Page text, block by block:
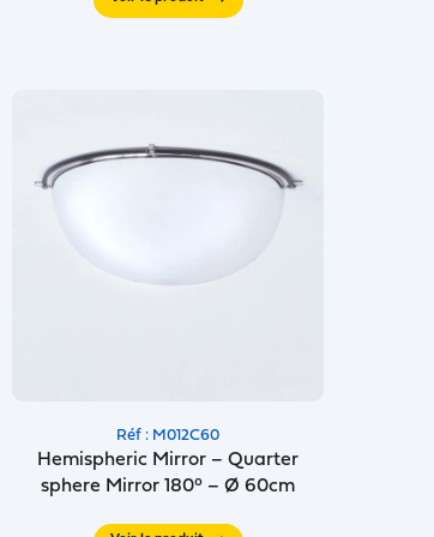
Réf : M012C60
Hemispheric Mirror – Quarter
sphere Mirror 180° – Ø 60cm